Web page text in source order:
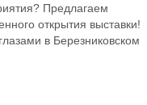
Предлагаем
открытия выставки!
в Березниковском